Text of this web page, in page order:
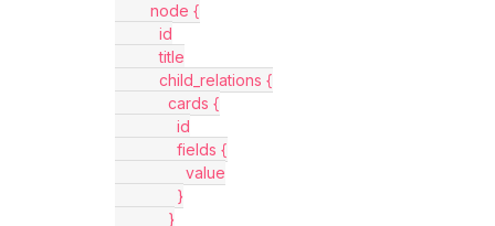
        node {
          id
          title
          child_relations {
            cards {
              id
              fields {
                value
              }
            }